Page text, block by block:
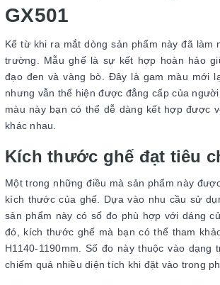
GX501
Kể từ khi ra mắt dòng sản phẩm này đã làm
trường. Mẫu ghế là sự kết hợp hoàn hảo
đạo đen và vàng bò. Đây là gam màu mới
nhưng vẫn thể hiện được đẳng cấp của
màu này bạn có thể dễ dàng kết hợp được
khác nhau.
Kích thước ghế đạt tiêu
Một trong những điều mà sản phẩm này
kích thước của ghế. Dựa vào nhu cầu sử
sản phẩm này có số đo phù hợp với dáng
đó, kích thước ghế mà bạn có thể tham
H1140-1190mm. Số đo này thuộc vào dạng
chiếm quá nhiều diện tích khi đặt vào trong